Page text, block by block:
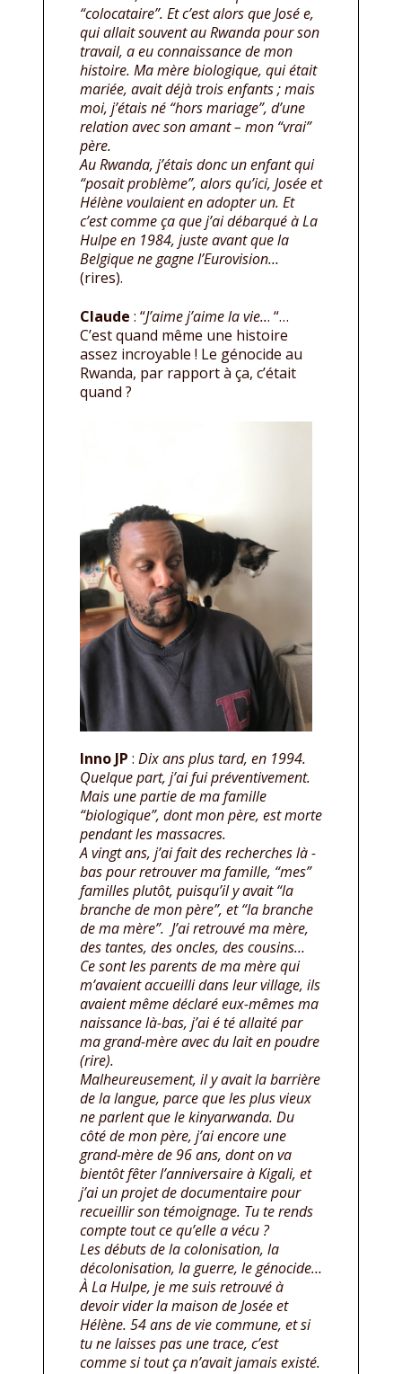
“colocataire”. Et c’est alors que José e,
qui allait souvent au Rwanda pour son
travail, a eu connaissance de mon
histoire. Ma mère biologique, qui était
mariée, avait déjà trois enfants ; mais
moi, j’étais né “hors mariage”, d’une
relation avec son amant – mon “vrai”
père.
Au Rwanda, j’étais donc un enfant qui
“posait problème”, alors qu’ici, Josée et
Hélène voulaient en adopter un. Et
c’est comme ça que j’ai débarqué à La
Hulpe en 1984, juste avant que la
Belgique ne gagne l’Eurovision…
(rires).
Claude : “J’aime j’aime la vie... “…
C’est quand même une histoire
assez incroyable ! Le génocide au
Rwanda, par rapport à ça, c’était
quand ?
Inno JP : Dix ans plus tard, en 1994.
Quelque part, j’ai fui préventivement.
Mais une partie de ma famille
“biologique”, dont mon père, est morte
pendant les massacres.
A vingt ans, j’ai fait des recherches là -
bas pour retrouver ma famille, “mes”
familles plutôt, puisqu’il y avait “la
branche de mon père”, et “la branche
de ma mère”. J’ai retrouvé ma mère,
des tantes, des oncles, des cousins…
Ce sont les parents de ma mère qui
m’avaient accueilli dans leur village, ils
avaient même déclaré eux-mêmes ma
naissance là-bas, j’ai é té allaité par
ma grand-mère avec du lait en poudre
(rire).
Malheureusement, il y avait la barrière
de la langue, parce que les plus vieux
ne parlent que le kinyarwanda. Du
côté de mon père, j’ai encore une
grand-mère de 96 ans, dont on va
bientôt fêter l’anniversaire à Kigali, et
j’ai un projet de documentaire pour
recueillir son témoignage. Tu te rends
compte tout ce qu’elle a vécu ?
Les débuts de la colonisation, la
décolonisation, la guerre, le génocide…
À La Hulpe, je me suis retrouvé à
devoir vider la maison de Josée et
Hélène. 54 ans de vie commune, et si
tu ne laisses pas une trace, c’est
comme si tout ça n’avait jamais existé.